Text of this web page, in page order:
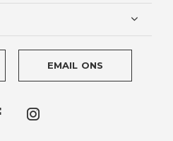
EMAIL ONS